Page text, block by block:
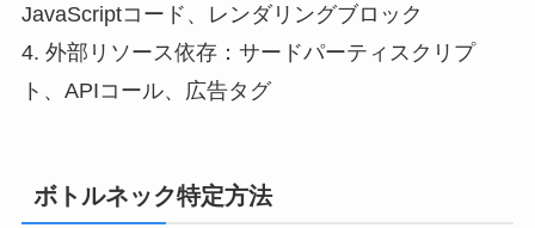
JavaScriptコード、レンダリングブロック
4. 外部リソース依存：サードパーティスクリプ
ト、APIコール、広告タグ
ボトルネック特定方法